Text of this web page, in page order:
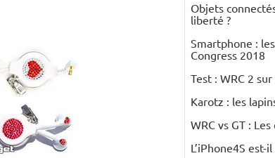
Objets
liberté ?
Smartphone :
Congress 2018
Test : WRC 2
Karotz : les
WRC vs GT :
L’iPhone4S est-